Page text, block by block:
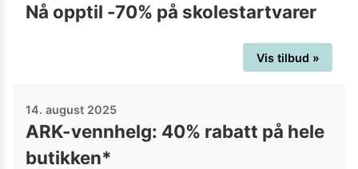
Nå opptil -70% på skolestartvarer
Vis tilbud »
14. august 2025
ARK-vennhelg: 40% rabatt på hele
butikken*